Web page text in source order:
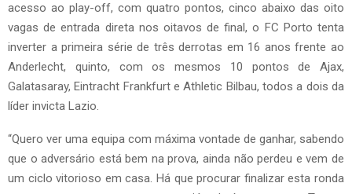
acesso ao play-off, com quatro pontos, cinco abaixo das oito
vagas de entrada direta nos oitavos de final, o FC Porto tenta
inverter a primeira série de três derrotas em 16 anos frente ao
Anderlecht, quinto, com os mesmos 10 pontos de Ajax,
Galatasaray, Eintracht Frankfurt e Athletic Bilbau, todos a dois da
líder invicta Lazio.
“Quero ver uma equipa com máxima vontade de ganhar, sabendo
que o adversário está bem na prova, ainda não perdeu e vem de
um ciclo vitorioso em casa. Há que procurar finalizar esta ronda